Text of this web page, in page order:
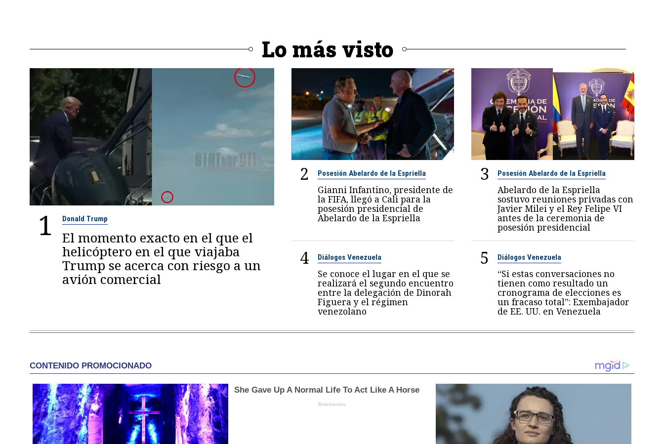
Lo más visto
1 Donald Trump
El momento exacto en el que el
helicóptero en el que viajaba
Trump se acerca con riesgo a un
avión comercial
2 Posesión Abelardo de la Espriella
Gianni Infantino, presidente de
la FIFA, llegó a Cali para la
posesión presidencial de
Abelardo de la Espriella
3 Posesión Abelardo de la Espriella
Abelardo de la Espriella
sostuvo reuniones privadas con
Javier Milei y el Rey Felipe VI
antes de la ceremonia de
posesión presidencial
4 Diálogos Venezuela
Se conoce el lugar en el que se
realizará el segundo encuentro
entre la delegación de Dinorah
Figuera y el régimen
venezolano
5 Diálogos Venezuela
“Si estas conversaciones no
tienen como resultado un
cronograma de elecciones es
un fracaso total”: Exembajador
de EE. UU. en Venezuela